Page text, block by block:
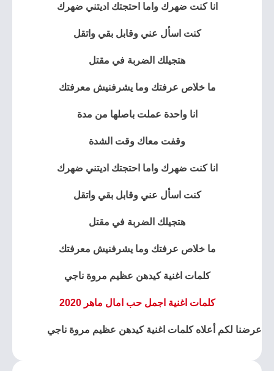
انا كنت ضهرك واما احتجتك اديتني ضهرك
كنت اسأل عني وقابل بقي واتقل
هتجيلك الضربة في مقتل
ما خلاص عرفتك وما يشرفنيش معرفتك
انا واحدة عملت باصلها من مدة
وقفت معاك وقت الشدة
انا كنت ضهرك واما احتجتك اديتني ضهرك
كنت اسأل عني وقابل بقي واتقل
هتجيلك الضربة في مقتل
ما خلاص عرفتك وما يشرفنيش معرفتك
كلمات اغنية كيدهن عظيم مروة ناجي
كلمات اغنية اجمل حب امال ماهر 2020
عرضنا لكم أعلاه كلمات اغنية كيدهن عظيم مروة ناجي